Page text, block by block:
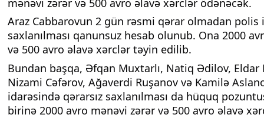
Araz Cabbarovun 2 gün rəsmi qərar olmadan polis
saxlanılması qanunsuz hesab olunub. Ona 2000
və 500 avro əlavə xərclər təyin edilib.
Bundan başqa, Əfqan Muxtarlı, Natiq Ədilov, Eldar
Nizami Cəfərov, Ağaverdi Ruşanov və Kamilə
idarəsində qərarsız saxlanılması da hüquq
birinə 2000 avro mənəvi zərər və 500 avro əlavə